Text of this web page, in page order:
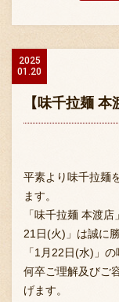
2025
01.20
【味千拉麺
平素より味千拉麺
ます。
「味千拉麺 本渡
21日(火)」は誠に
「1月22日(水)」
何卒ご理解及びご
げます。